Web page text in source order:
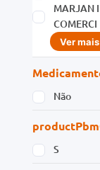
MARJAN
COMERCI
Ver
Não
S